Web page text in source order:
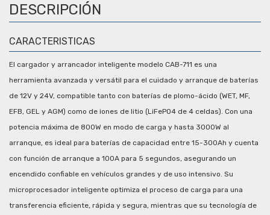
DESCRIPCIÓN
CARACTERISTICAS
El cargador y arrancador inteligente modelo CAB-711 es una
herramienta avanzada y versátil para el cuidado y arranque de baterías
de 12V y 24V, compatible tanto con baterías de plomo-ácido (WET, MF,
EFB, GEL y AGM) como de iones de litio (LiFePO4 de 4 celdas). Con una
potencia máxima de 800W en modo de carga y hasta 3000W al
arranque, es ideal para baterías de capacidad entre 15-300Ah y cuenta
con función de arranque a 100A para 5 segundos, asegurando un
encendido confiable en vehículos grandes y de uso intensivo. Su
microprocesador inteligente optimiza el proceso de carga para una
transferencia eficiente, rápida y segura, mientras que su tecnología de